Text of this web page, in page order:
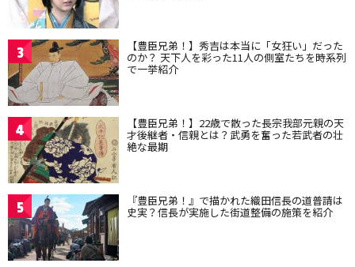
3 【豊臣兄弟！】秀吉は本当に「女狂い」だった
のか？ 天下人を彩った11人の側室たちを時系列
で一挙紹介
4 【豊臣兄弟！】22歳で散った長宗我部元親の天
才後継者・信親とは？武勇を奮った若武者の壮
絶な最期
5 『豊臣兄弟！』で描かれた織田信長の道普請は
史実？信長が実施した街道整備の施策を紹介